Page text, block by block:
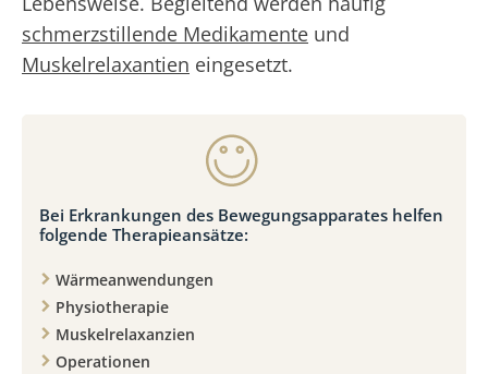
schmerzstillende Medikamente und
Muskelrelaxantien eingesetzt.
Bei Erkrankungen des Bewegungsapparates helfen
folgende Therapieansätze:
Wärmeanwendungen
Physiotherapie
Muskelrelaxanzien
Operationen